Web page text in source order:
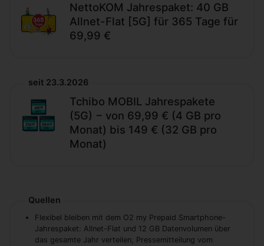
NettoKOM Jahrespaket: 40 GB
Allnet-Flat [5G] für 365 Tage für
69,99 €
seit 23.3.2026
Tchibo MOBIL Jahrespakete
(5G) − von 69,99 € (4 GB pro
Monat) bis 149 € (32 GB pro
Monat)
Quellen
Flexibel bleiben mit dem O2 my Prepaid Smartphone-
Jahrespaket: Allnet-Flat und 12 GB Datenvolumen über
das gesamte Jahr verteilen, Pressemitteilung vom